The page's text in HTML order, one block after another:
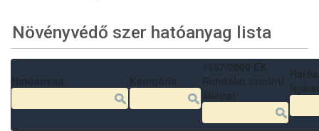
Növényvédő szer hatóanyag lista